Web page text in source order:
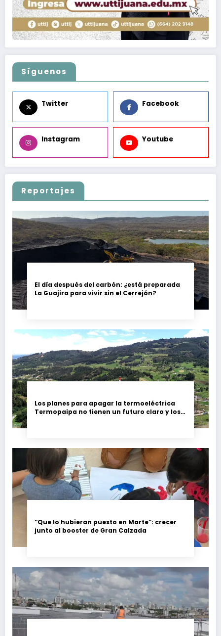
Síguenos
Twitter Facebook
Instagram Youtube
Reportajes
El día después del carbón: ¿está preparada
La Guajira para vivir sin el Cerrejón?
Los planes para apagar la termoeléctrica
Termopaipa no tienen un futuro claro y los
“Que lo hubieran puesto en Marte”: crecer
junto al booster de Gran Calzada